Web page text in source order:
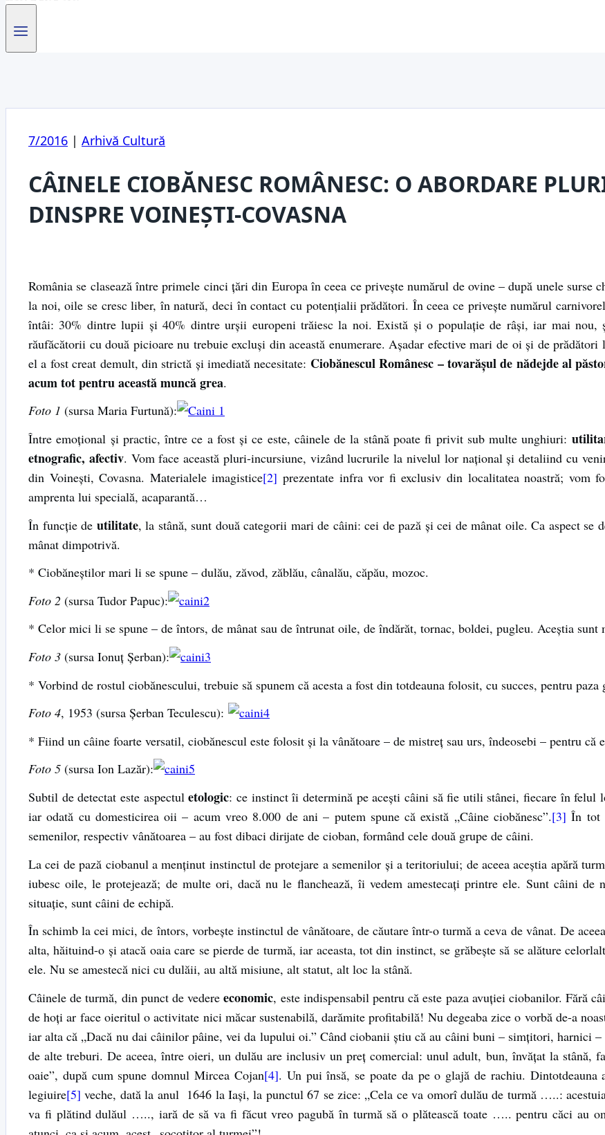
7/2016 | Arhivă Cultură
CÂINELE CIOBĂNESC ROMÂNESC: O ABORDARE
DINSPRE VOINEŞTI-COVASNA
România se clasează între primele cinci ţări din Europa în ceea ce priveşte numărul de ovine – după unele surse
la noi, oile se cresc liber, în natură, deci în contact cu potenţialii prădători. În ceea ce priveşte numărul
întâi: 30% dintre lupii şi 40% dintre urşii europeni trăiesc la noi. Există şi o populaţie de râşi, iar mai nou,
răufăcătorii cu două picioare nu trebuie excluşi din această enumerare. Aşadar efective mari de oi şi de
el a fost creat demult, din strictă şi imediată necesitate: Ciobănescul Românesc – tovarăşul de nădejde al
acum tot pentru această muncă grea.
Foto 1 (sursa Maria Furtună):
Între emoţional şi practic, între ce a fost şi ce este, câinele de la stână poate fi privit sub multe unghiuri:
etnografic, afectiv. Vom face această pluri-incursiune, vizând lucrurile la nivelul lor naţional şi detaliind cu
din Voineşti, Covasna. Materialele imagistice[2] prezentate infra vor fi exclusiv din localitatea noastră; vom
amprenta lui specială, acaparantă…
În funcţie de utilitate, la stână, sunt două categorii mari de câini: cei de pază şi cei de mânat oile. Ca aspect se
mânat dimpotrivă.
* Ciobăneştilor mari li se spune – dulău, zăvod, zăblău, cânalău, căpău, mozoc.
Foto 2 (sursa Tudor Papuc):
* Celor mici li se spune – de întors, de mânat sau de întrunat oile, de îndărăt, tornac, boldei, pugleu. Aceştia sunt
Foto 3 (sursa Ionuţ Şerban):
* Vorbind de rostul ciobănescului, trebuie să spunem că acesta a fost din totdeauna folosit, cu succes, pentru
Foto 4, 1953 (sursa Şerban Teculescu):
* Fiind un câine foarte versatil, ciobănescul este folosit şi la vânătoare – de mistreţ sau urs, îndeosebi – pentru că
Foto 5 (sursa Ion Lazăr):
Subtil de detectat este aspectuletologic: ce instinct îi determină pe aceşti câini să fie utili stânei, fiecare în felul
iar odată cu domesticirea oii – acum vreo 8.000 de ani – putem spune că există „Câine ciobănesc”.[3] În tot
semenilor, respectiv vânătoarea – au fost dibaci dirijate de cioban, formând cele două grupe de câini.
La cei de pază ciobanul a menţinut instinctul de protejare a semenilor şi a teritoriului; de aceea aceştia apără
iubesc oile, le protejează; de multe ori, dacă nu le flanchează, îi vedem amestecaţi printre ele. Sunt câini de
situaţie, sunt câini de echipă.
În schimb la cei mici, de întors, vorbeşte instinctul de vânătoare, de căutare într-o turmă a ceva de vânat. De
alta, hăituind-o şi atacă oaia care se pierde de turmă, iar aceasta, tot din instinct, se grăbeşte să se alăture
ele. Nu se amestecă nici cu dulăii, au altă misiune, alt statut, alt loc la stână.
Câinele de turmă, din punct de vedereeconomic, este indispensabil pentru că este paza avuţiei ciobanilor. Fără
de hoţi ar face oieritul o activitate nici măcar sustenabilă, darămite profitabilă! Nu degeaba zice o vorbă de-a
iar alta că „Dacă nu dai câinilor pâine, vei da lupului oi.” Când ciobanii ştiu că au câini buni – simţitori, harnici
de alte treburi. De aceea, între oieri, un dulău are inclusiv un preţ comercial: unul adult, bun, învăţat la stână,
oaie”, după cum spune domnul Mircea Cojan[4]. Un pui însă, se poate da pe o glajă de rachiu.
legiuire[5] veche, dată la anul 1646 la Iaşi, la punctul 67 se zice: „Cela ce va omorî dulău de turmă …..:
va fi plătind dulăul ….., iară de să va fi făcut vreo pagubă în turmă să o plătească toate ….. pentru căci au